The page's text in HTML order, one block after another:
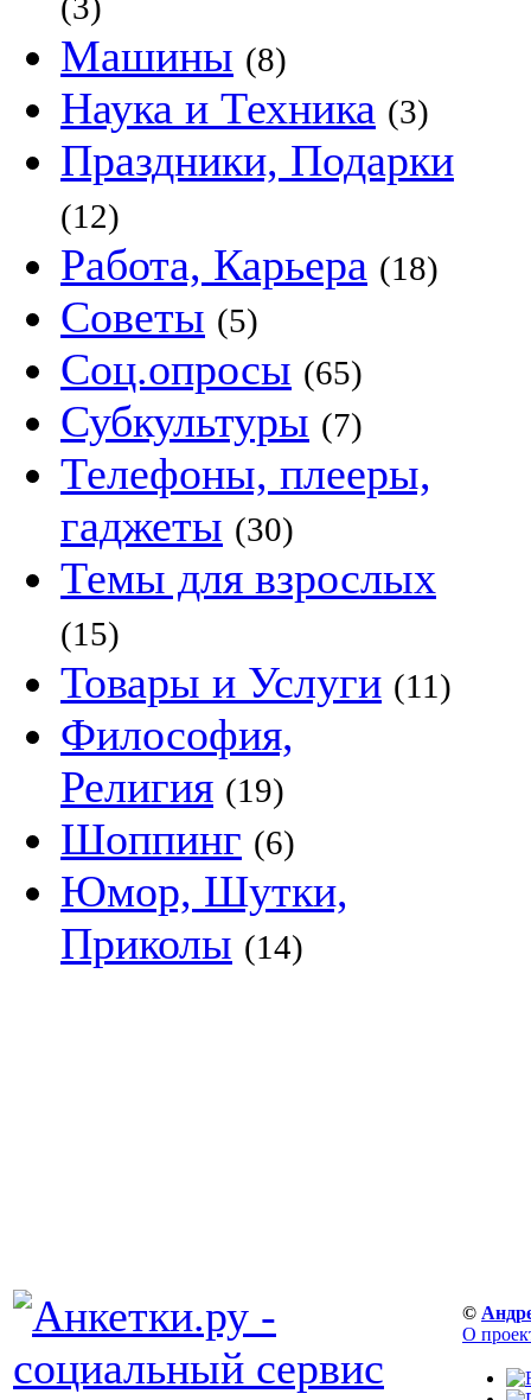
Машины (8)
Наука и Техника (3)
Праздники, Подарки
(12)
Работа, Карьера (18)
Советы (5)
Соц.опросы (65)
Субкультуры (7)
Телефоны, плееры,
гаджеты (30)
Темы для взрослых
(15)
Товары и Услуги (11)
Философия,
Религия (19)
Шоппинг (6)
Юмор, Шутки,
Приколы (14)
©
О